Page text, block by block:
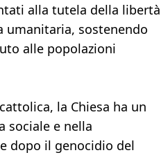
alla tutela della libertà
umanitaria, sostenendo
alle popolazioni
la Chiesa ha un
sociale e nella
dopo il genocidio del